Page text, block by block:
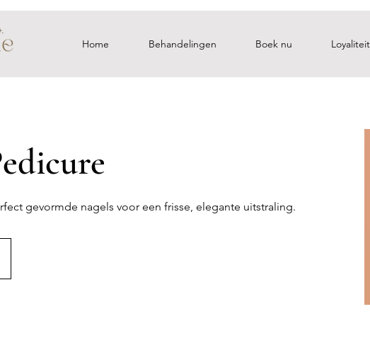
Home Behandelingen Boek nu Loyaliteit
gevormde nagels voor een frisse, elegante uitstraling.